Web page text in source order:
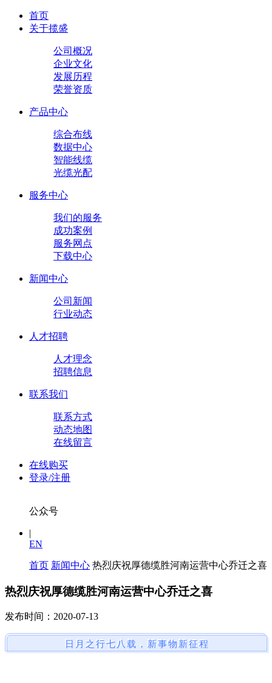
首页
关于揽盛
公司概况
企业文化
发展历程
荣誉资质
产品中心
综合布线
数据中心
智能线缆
光缆光配
服务中心
我们的服务
成功案例
服务网点
下载中心
新闻中心
公司新闻
行业动态
人才招聘
人才理念
招聘信息
联系我们
联系方式
动态地图
在线留言
在线购买
登录/注册
公众号
|
EN
首页 新闻中心 热烈庆祝厚德缆胜河南运营中心乔迁之喜
热烈庆祝厚德缆胜河南运营中心乔迁之喜
发布时间：2020-07-13
日月之行七八载，新事物新征程